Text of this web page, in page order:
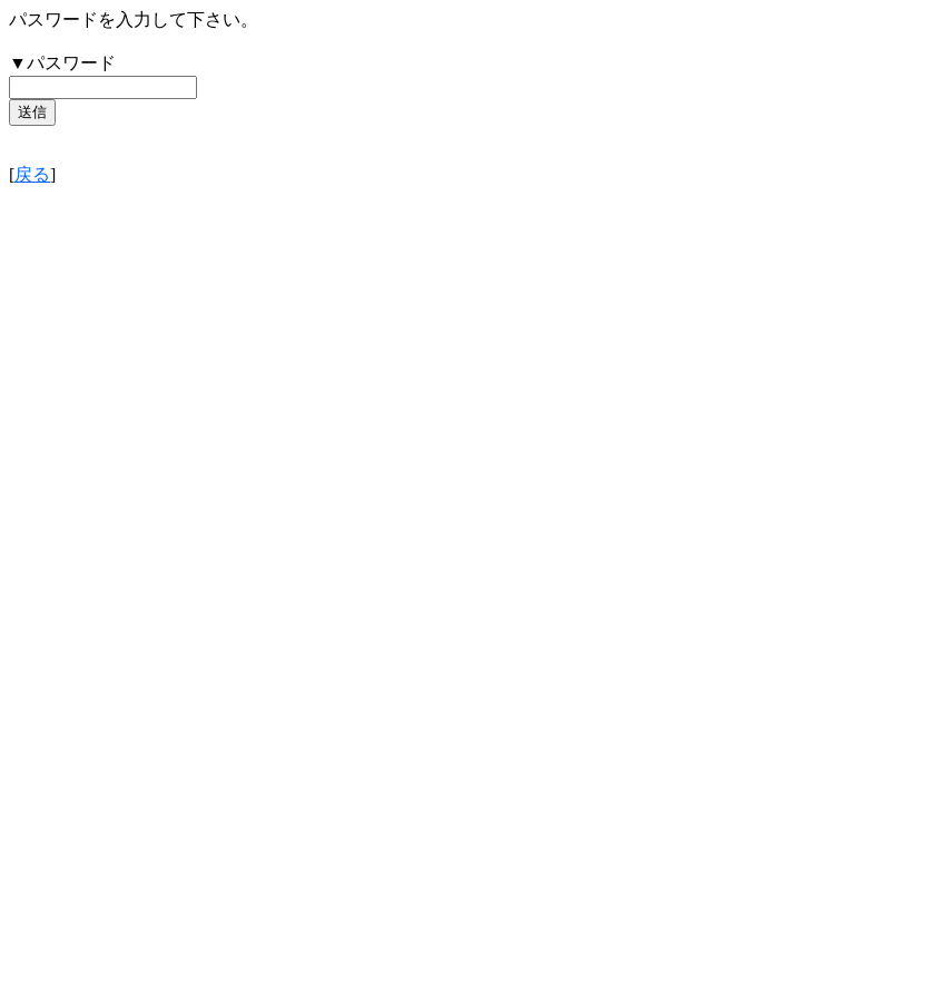
パスワードを入力して下さい。
▼パスワード
[戻る]